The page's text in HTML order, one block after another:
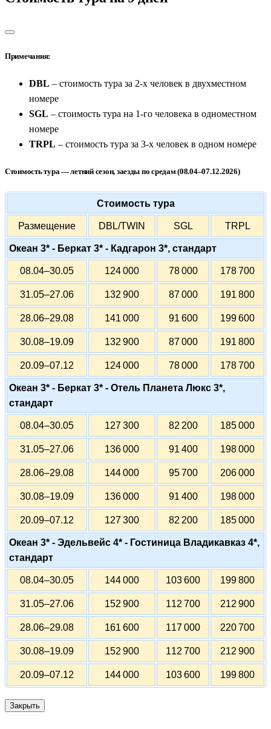
Примечания:
DBL – стоимость тура за 2-х человек в двухместном
номере
SGL – стоимость тура на 1-го человека в одноместном
номере
TRPL – стоимость тура за 3-х человек в одном номере
Стоимость тура — летний сезон, заезды по средам (08.04–07.12.2026)
Стоимость тура
Размещение DBL/TWIN SGL TRPL
Океан 3* - Беркат 3* - Кадгарон 3*, стандарт
08.04–30.05 124 000 78 000 178 700
31.05–27.06 132 900 87 000 191 800
28.06–29.08 141 000 91 600 199 600
30.08–19.09 132 900 87 000 191 800
20.09–07.12 124 000 78 000 178 700
Океан 3* - Беркат 3* - Отель Планета Люкс 3*,
стандарт
08.04–30.05 127 300 82 200 185 000
31.05–27.06 136 000 91 400 198 000
28.06–29.08 144 000 95 700 206 000
30.08–19.09 136 000 91 400 198 000
20.09–07.12 127 300 82 200 185 000
Океан 3* - Эдельвейс 4* - Гостиница Владикавказ 4*,
стандарт
08.04–30.05 144 000 103 600 199 800
31.05–27.06 152 900 112 700 212 900
28.06–29.08 161 600 117 000 220 700
30.08–19.09 152 900 112 700 212 900
20.09–07.12 144 000 103 600 199 800
Закрыть